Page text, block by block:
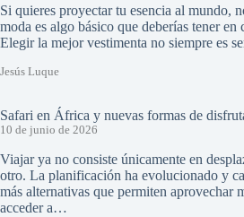
Si quieres proyectar tu esencia al mundo,
moda es algo básico que deberías tener en
Elegir la mejor vestimenta no siempre es
Jesús Luque
Safari en África y nuevas formas de
10 de junio de 2026
Viajar ya no consiste únicamente en
otro. La planificación ha evolucionado y
más alternativas que permiten aprovechar
acceder a…